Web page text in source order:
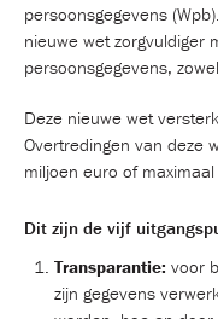
persoonsgegevens
nieuwe wet zorgvuldiger
persoonsgegevens,
Deze nieuwe wet
Overtredingen van deze
miljoen euro of
Dit zijn de vijf
Transparantie: voor
zijn gegevens